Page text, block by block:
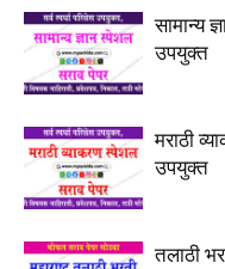
सामान्य
उपयुक्त
मराठी
उपयुक्त
तलाठी